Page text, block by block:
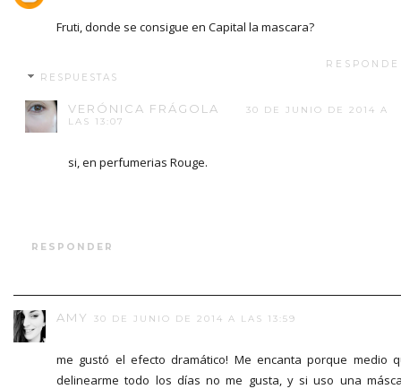
Fruti, donde se consigue en Capital la mascara?
RESPUESTAS
VERÓNICA FRÁGOLA
30 DE JUNIO DE 2014 A
LAS 13:07
si, en perfumerias Rouge.
RESPONDER
AMY 30 DE JUNIO DE 2014 A LAS 13:59
me gustó el efecto dramático! Me encanta porque medio
delinearme todo los días no me gusta, y si uso una